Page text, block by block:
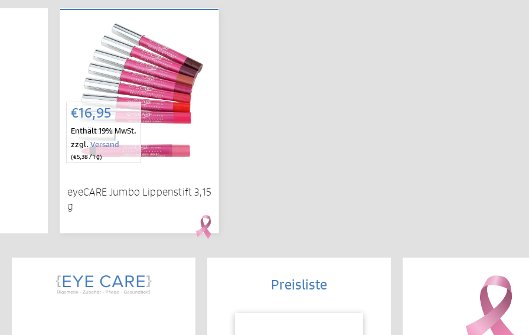
€16,95
Enthält 19% MwSt.
zzgl. Versand
(€5,38/ 1 g)
eyeCARE Jumbo Lippenstift 3,15
g
Preisliste